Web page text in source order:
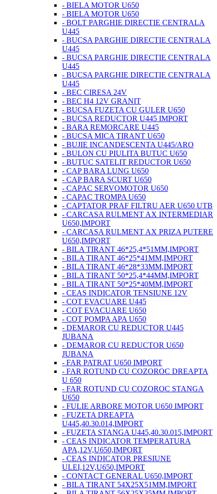
- BIELA MOTOR U650
- BIELA MOTOR U650
- BOLT PARGHIE DIRECTIE CENTRALA
U445
- BUCSA PARGHIE DIRECTIE CENTRALA
U445
- BUCSA PARGHIE DIRECTIE CENTRALA
U445
- BUCSA PARGHIE DIRECTIE CENTRALA
U445
- BEC CIRESA 24V
- BEC H4 12V GRANIT
- BUCSA FUZETA CU GULER U650
- BUCSA REDUCTOR U445 IMPORT
- BARA REMORCARE U445
- BUCSA MICA TIRANT U650
- BUJIE INCANDESCENTA U445/ARO
- BULON CU PIULITA BUTUC U650
- BUTUC SATELIT REDUCTOR U650
- CAP BARA LUNG U650
- CAP BARA SCURT U650
- CAPAC SERVOMOTOR U650
- CAPAC TROMPA U650
- CAPTATOR PRAF FILTRU AER U650 UTB
- CARCASA RULMENT AX INTERMEDIAR
U650,IMPORT
- CARCASA RULMENT AX PRIZA PUTERE
U650,IMPORT
- BILA TIRANT 46*25,4*51MM,IMPORT
- BILA TIRANT 46*25*41MM,IMPORT
- BILA TIRANT 46*28*33MM,IMPORT
- BILA TIRANT 50*25,4*44MM,IMPORT
- BILA TIRANT 50*25*40MM,IMPORT
- CEAS INDICATOR TENSIUNE 12V
- COT EVACUARE U445
- COT EVACUARE U650
- COT POMPA APA U650
- DEMAROR CU REDUCTOR U445
JUBANA
- DEMAROR CU REDUCTOR U650
JUBANA
- FAR PATRAT U650 IMPORT
- FAR ROTUND CU COZOROC DREAPTA
U 650
- FAR ROTUND CU COZOROC STANGA
U650
- FULIE ARBORE MOTOR U650 IMPORT
- FUZETA DREAPTA
U445,40.30.014,IMPORT
- FUZETA STANGA U445,40.30.015,IMPORT
- CEAS INDICATOR TEMPERATURA
APA,12V,U650,IMPORT
- CEAS INDICATOR PRESIUNE
ULEI,12V,U650,IMPORT
- CONTACT GENERAL U650,IMPORT
- BILA TIRANT 54X25X51MM,IMPORT